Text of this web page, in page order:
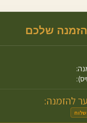
שלכם
להזמנה: